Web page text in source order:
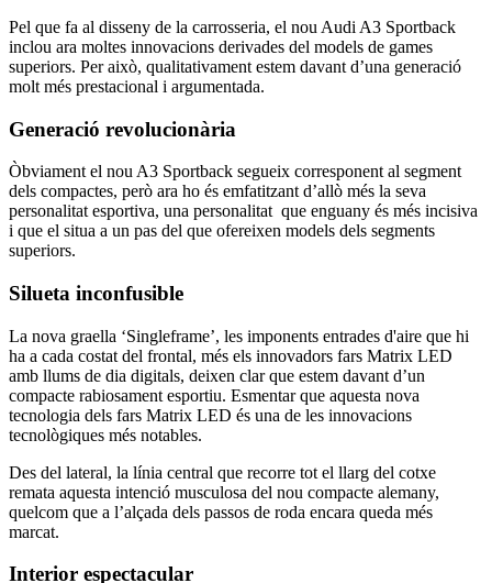
Pel que fa al disseny de la carrosseria, el nou Audi A3 Sportback
inclou ara moltes innovacions derivades del models de games
superiors. Per això, qualitativament estem davant d’una generació
molt més prestacional i argumentada.
Generació revolucionària
Òbviament el nou A3 Sportback segueix corresponent al segment
dels compactes, però ara ho és emfatitzant d’allò més la seva
personalitat esportiva, una personalitat que enguany és més incisiva
i que el situa a un pas del que ofereixen models dels segments
superiors.
Silueta inconfusible
La nova graella ‘Singleframe’, les imponents entrades d'aire que hi
ha a cada costat del frontal, més els innovadors fars Matrix LED
amb llums de dia digitals, deixen clar que estem davant d’un
compacte rabiosament esportiu. Esmentar que aquesta nova
tecnologia dels fars Matrix LED és una de les innovacions
tecnològiques més notables.
Des del lateral, la línia central que recorre tot el llarg del cotxe
remata aquesta intenció musculosa del nou compacte alemany,
quelcom que a l’alçada dels passos de roda encara queda més
marcat.
Interior espectacular